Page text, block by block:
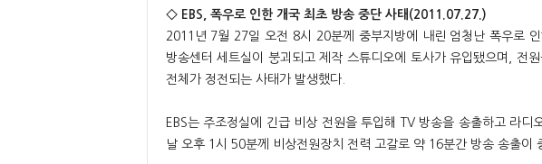
◇ EBS, 폭우로 인한 개국 최초 방송 중단 사태(2011.07.27.)
2011년 7월 27일 오전 8시 20분께 중부지방에 내린 엄청난 폭우로
방송센터 세트실이 붕괴되고 제작 스튜디오에 토사가 유입됐으며, 전
전체가 정전되는 사태가 발생했다.
EBS는 주조정실에 긴급 비상 전원을 투입해 TV 방송을 송출하고 라디
날 오후 1시 50분께 비상전원장치 전력 고갈로 약 16분간 방송 송출이